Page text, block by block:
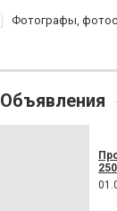
Фотографы,
Объявления